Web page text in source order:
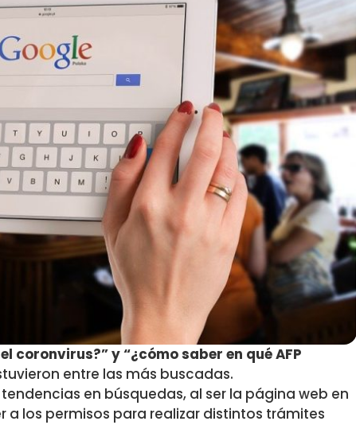
coronvirus?” y “¿cómo saber en qué AFP
entre las más buscadas.
en búsquedas, al ser la página web en
a los permisos para realizar distintos trámites